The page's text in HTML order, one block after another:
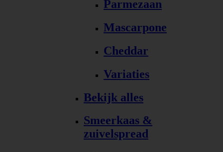
Parmezaan
Mascarpone
Cheddar
Variaties
Bekijk alles
Smeerkaas &
zuivelspread